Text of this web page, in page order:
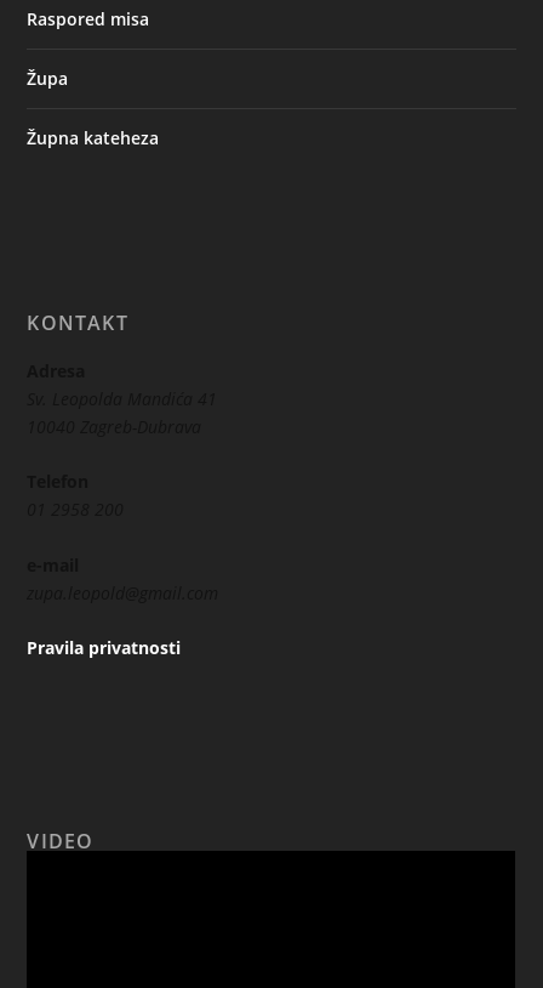
Raspored misa
Župa
Župna kateheza
KONTAKT
Pravila privatnosti
VIDEO